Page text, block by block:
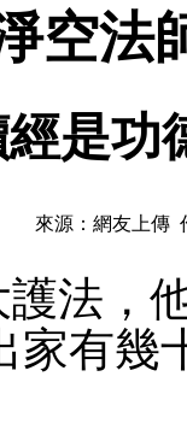
空法
是功
來源：網友上傳
法，
家有幾